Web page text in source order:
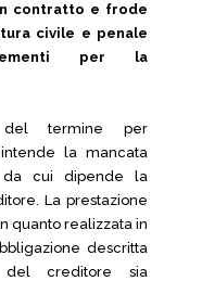
contratto e frode
civile e penale
per la
del termine per
la mancata
da cui dipende la
La prestazione
quanto realizzata in
descritta
creditore sia